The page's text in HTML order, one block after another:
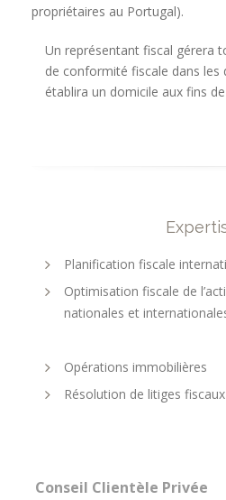
propriétaires au Portugal).
Un représentant fiscal gérera
de conformité fiscale dans les
établira un domicile aux fins de
Planification fiscale
Optimisation fiscale de
nationales et
Opérations immobilières
Résolution de litiges fiscaux
Conseil Clientèle Privée